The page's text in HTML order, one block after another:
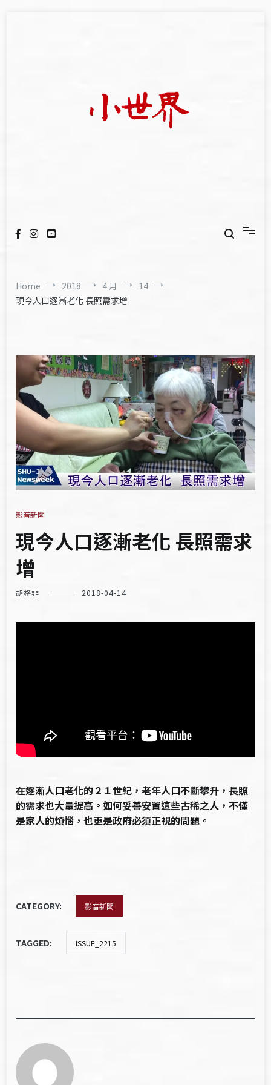
Home 2018 4 月
14
現今人口逐漸老化 長照需求增
影音新聞
現今人口逐漸老化 長照需求
增
胡格非 2018-04-14
在逐漸人口老化的２１世紀，老年人口不斷攀升，長照
的需求也大量提高。如何妥善安置這些古稀之人，不僅
是家人的煩惱，也更是政府必須正視的問題。
CATEGORY: 影音新聞
TAGGED: ISSUE_2215